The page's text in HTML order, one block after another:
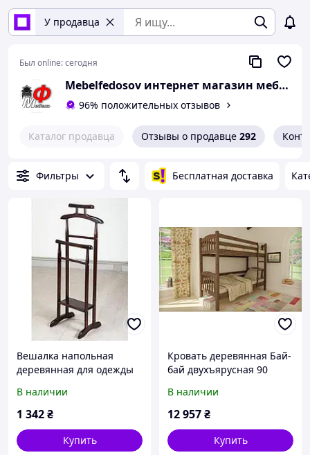
У продавца
Был online:сегодня
Mebelfedosov интернет магазин мебели
96% положительных отзывов
Каталог продавца Отзывы о продавце 292
Фильтры Бесплатная доставка
Вешалка напольная
деревянная для одежды
h1020
В наличии
1 342₴
Купить
Кровать деревянная Бай-
бай двухъярусная 90
960х2020(2120)х1700мм
В наличии
12 957₴
Купить